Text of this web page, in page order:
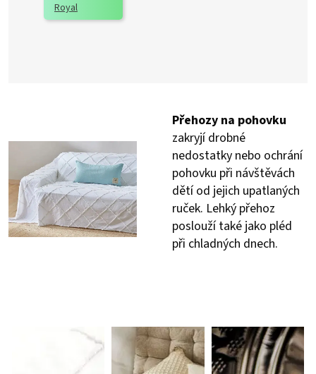
Royal
Přehozy na pohovku
zakryjí drobné
nedostatky nebo ochrání
pohovku při návštěvách
dětí od jejich upatlaných
ruček. Lehký přehoz
poslouží také jako pléd
při chladných dnech.